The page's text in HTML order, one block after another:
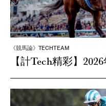
《競馬論》TECHTEAM
【計Tech精彩】